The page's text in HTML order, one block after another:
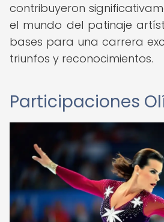
contribuyeron
el mundo del patinaje
bases para una carrera
triunfos y reconocimientos.
Participaciones